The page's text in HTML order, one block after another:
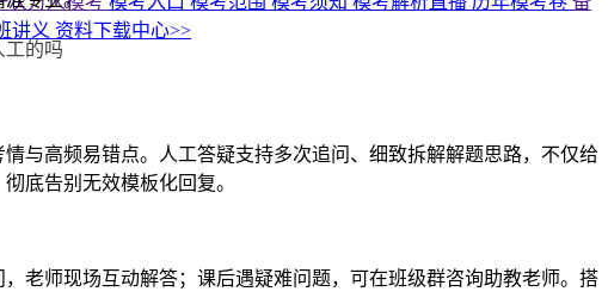
讲义 资料下载中心>>
与高频易错点。人工答疑支持多次追问、细致拆解解题思路，不仅给
底告别无效模板化回复。
老师现场互动解答；课后遇疑难问题，可在班级群咨询助教老师。搭